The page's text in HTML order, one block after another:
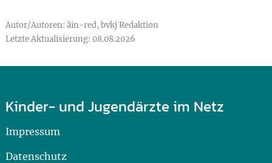
Autor/Autoren: äin-red, bvkj Redaktion
Letzte Aktualisierung: 08.08.2026
Kinder- und Jugendärzte im Netz
Impressum
Datenschutz